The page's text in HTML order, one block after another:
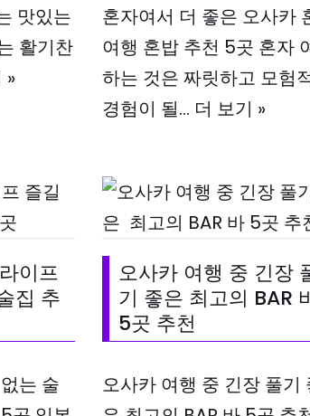
맛있는
활기찬
»
혼자여서 더 좋은 오사카
여행 혼밥 추천 5곳 혼자
하는 것은 짜릿하고 모험
경험이 될… 더 보기 »
이프
집 추
는 술
오사카 여행 중 긴장
기 좋은 최고의 BAR
5곳 추천
오사카 여행 중 긴장 풀기